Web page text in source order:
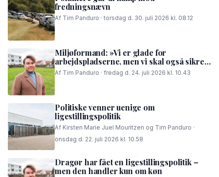
fredningsnævn
Af Tim Panduro · torsdag d. 30. juli 2026 kl. 08.12
Miljøformand: »Vi er glade for
arbejdspladserne, men vi skal også sikre,
at folk i området kan få en god nattesøvn«
Af Tim Panduro · fredag d. 24. juli 2026 kl. 10.43
Politiske venner uenige om
ligestillingspolitik
Af Kirsten Marie Juel Mouritzen og Tim Panduro ·
onsdag d. 22. juli 2026 kl. 10.58
Dragør har fået en ligestillingspolitik –
men den handler kun om køn